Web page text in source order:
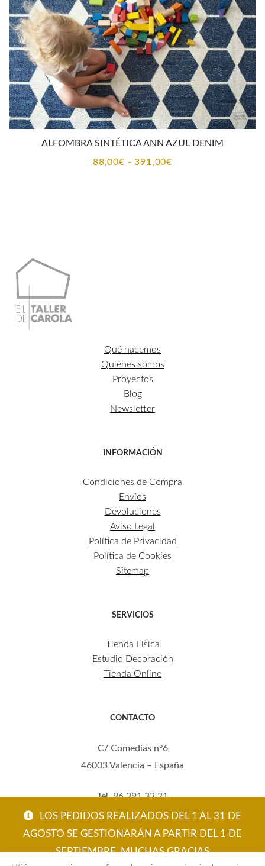
LOS PEDIDOS REALIZADOS DEL 1 AL 31 DE
AGOSTO SE GESTIONARÁN A PARTIR DEL 1 DE
SEPTIEMBRE. MUCHAS GRACIAS
ALFOMBRA SINTÉTICA ANN AZUL DENIM
88,00€ - 391,00€Rango
Qué hacemos
Quiénes somos
Proyectos
Blog
Newsletter
INFORMACIÓN
Condiciones de Compra
Envíos
Devoluciones
Aviso Legal
Política de Privacidad
Política de Cookies
Sitemap
SERVICIOS
Tienda Física
Estudio Decoración
Tienda Online
CONTACTO
C/ Comedias nº6
46003 Valencia – España
Tel. 96 391 33 21
Mov. 620 123 461
carola@eltallerdecarola.com